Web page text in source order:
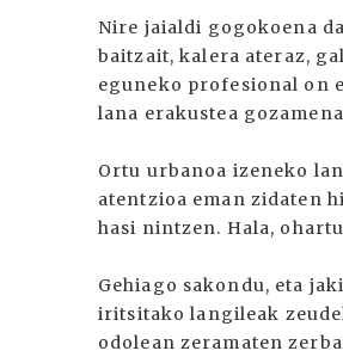
Nire jaialdi gogokoena
baitzait, kalera ateraz,
eguneko profesional on
lana erakustea
Ortu urbanoa izeneko
atentzioa eman zidaten
hasi nintzen. Hala,
Gehiago sakondu, eta
iritsitako langileak
odolean zeramaten